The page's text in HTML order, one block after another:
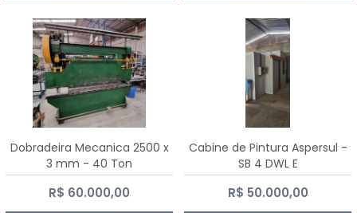
Dobradeira Mecanica 2500 x
3 mm - 40 Ton
R$ 60.000,00
Cabine de Pintura Aspersul -
SB 4 DWL E
R$ 50.000,00